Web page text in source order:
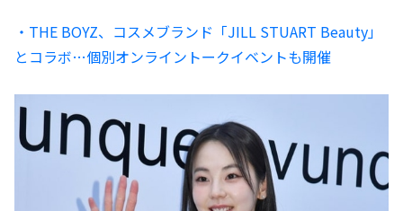
・THE BOYZ、コスメブランド「JILL STUART Beauty」
とコラボ…個別オンライントークイベントも開催